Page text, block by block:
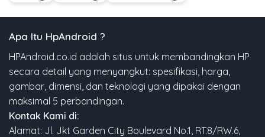
Apa Itu HpAndroid ?
HPAndroid.co.id adalah situs untuk membandingkan HP
secara detail yang menyangkut: spesifikasi, harga,
gambar, dimensi, dan teknologi yang dipakai dengan
maksimal 5 perbandingan.
Kontak Kami di:
Alamat: Jl. Jkt Garden City Boulevard No.1, RT.8/RW.6,